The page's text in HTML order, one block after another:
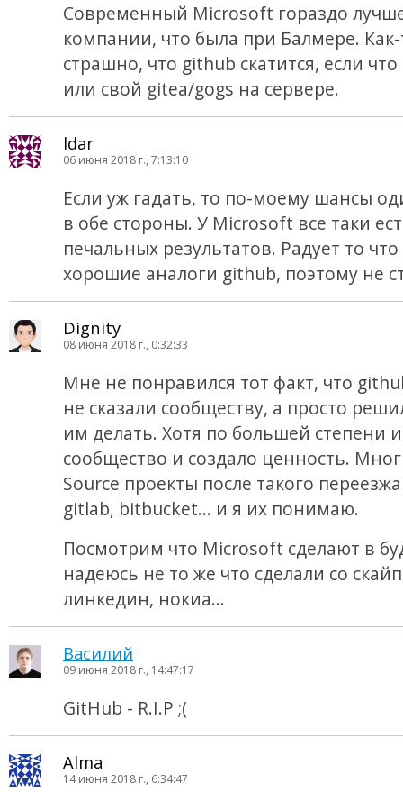
Современный Microsoft гораздо
компании, что была при Балмере.
страшно, что github скатится, если
или свой gitea/gogs на сервере.
ldar
06 июня 2018 г., 7:13:10
Если уж гадать, то по-моему шансы
в обе стороны. У Microsoft все таки
печальных результатов. Радует то что
хорошие аналоги github, поэтому не
Dignity
08 июня 2018 г., 0:32:33
Мне не понравился тот факт, что
не сказали сообществу, а просто
им делать. Хотя по большей степени
сообщество и создало ценность.
Source проекты после такого
gitlab, bitbucket... и я их понимаю.
Посмотрим что Microsoft сделают в
надеюсь не то же что сделали со
линкедин, нокиа...
Василий
09 июня 2018 г., 14:47:17
GitHub - R.I.P ;(
Alma
14 июня 2018 г., 6:34:47